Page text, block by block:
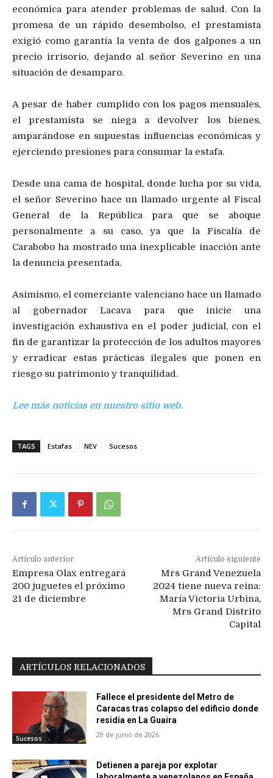
económica para atender problemas de salud. Con la
promesa de un rápido desembolso, el prestamista
exigió como garantía la venta de dos galpones a un
precio irrisorio, dejando al señor Severino en una
situación de desamparo.
A pesar de haber cumplido con los pagos mensuales,
el prestamista se niega a devolver los bienes,
amparándose en supuestas influencias económicas y
ejerciendo presiones para consumar la estafa.
Desde una cama de hospital, donde lucha por su vida,
el señor Severino hace un llamado urgente al Fiscal
General de la República para que se aboque
personalmente a su caso, ya que la Fiscalía de
Carabobo ha mostrado una inexplicable inacción ante
la denuncia presentada.
Asimismo, el comerciante valenciano hace un llamado
al gobernador Lacava para que inicie una
investigación exhaustiva en el poder judicial, con el
fin de garantizar la protección de los adultos mayores
y erradicar estas prácticas ilegales que ponen en
riesgo su patrimonio y tranquilidad.
Lee más noticias en nuestro sitio web.
TAGS Estafas NEV Sucesos
Artículo anterior
Empresa Olax entregará
200 juguetes el próximo
21 de diciembre
Artículo siguiente
Mrs Grand Venezuela
2024 tiene nueva reina:
María Victoria Urbina,
Mrs Grand Distrito
Capital
ARTÍCULOS RELACIONADOS
Sucesos
Fallece el presidente del Metro de
Caracas tras colapso del edificio donde
residía en La Guaira
29 de junio de 2026
Detienen a pareja por explotar